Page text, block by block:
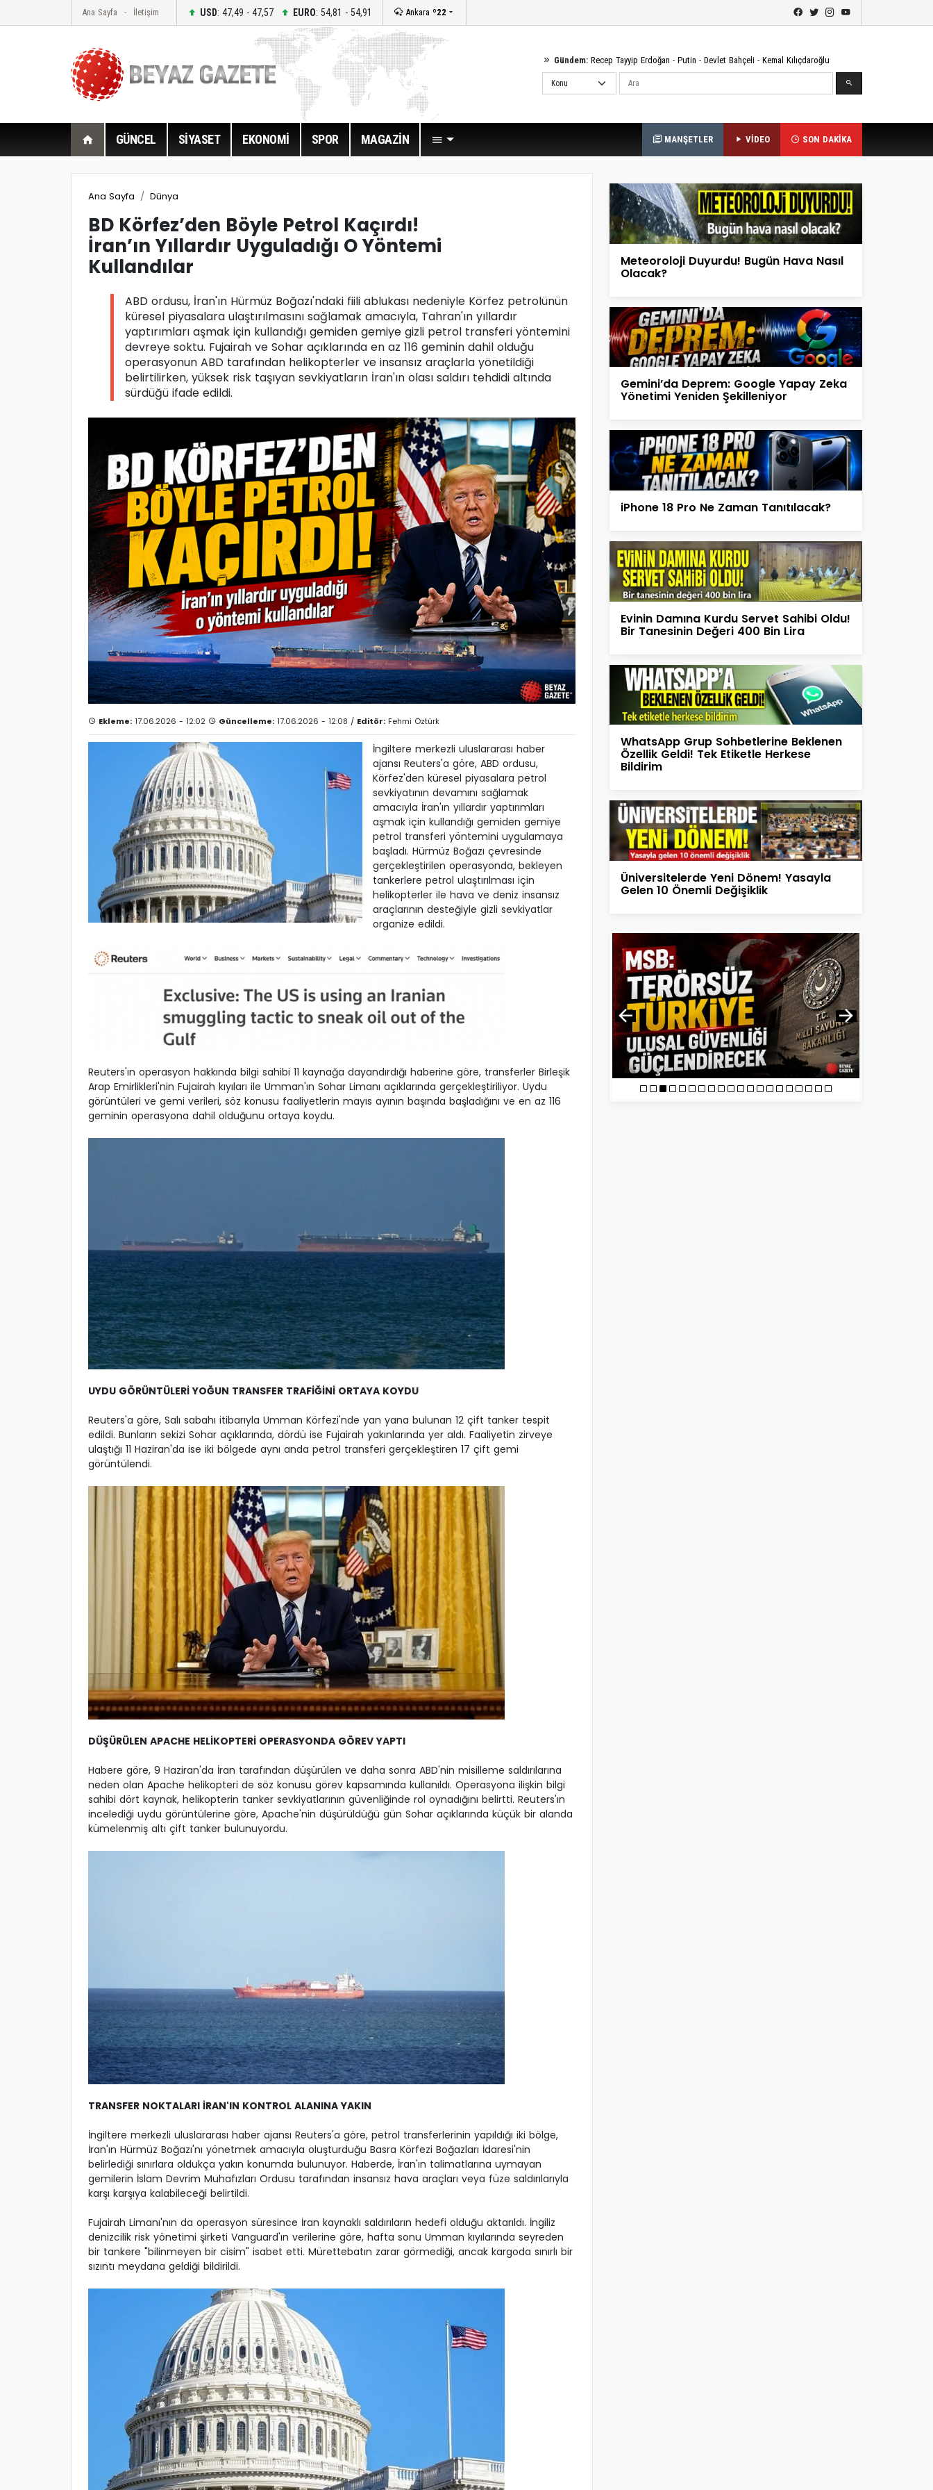
Ana Sayfa İletişim USD: 47,49 - 47,57 EURO: 54,81 - 54,91 Ankara º22
Gündem: Recep Tayyip Erdoğan - Putin - Devlet Bahçeli - Kemal Kılıçdaroğlu
Ara
GÜNCEL SİYASET EKONOMİ SPOR MAGAZİN MANŞETLER VİDEO SON DAKİKA
Ana Sayfa Dünya
BD Körfez’den Böyle Petrol Kaçırdı!
İran’ın Yıllardır Uyguladığı O Yöntemi
Kullandılar
ABD ordusu, İran'ın Hürmüz Boğazı'ndaki fiili ablukası nedeniyle Körfez petrolünün
küresel piyasalara ulaştırılmasını sağlamak amacıyla, Tahran'ın yıllardır
yaptırımları aşmak için kullandığı gemiden gemiye gizli petrol transferi yöntemini
devreye soktu. Fujairah ve Sohar açıklarında en az 116 geminin dahil olduğu
operasyonun ABD tarafından helikopterler ve insansız araçlarla yönetildiği
belirtilirken, yüksek risk taşıyan sevkiyatların İran'ın olası saldırı tehdidi altında
sürdüğü ifade edildi.
Ekleme: 17.06.2026 - 12:02 Güncelleme: 17.06.2026 - 12:08 / Editör: Fehmi Öztürk
İngiltere merkezli uluslararası haber
ajansı Reuters'a göre, ABD ordusu,
Körfez'den küresel piyasalara petrol
sevkiyatının devamını sağlamak
amacıyla İran'ın yıllardır yaptırımları
aşmak için kullandığı gemiden gemiye
petrol transferi yöntemini uygulamaya
başladı. Hürmüz Boğazı çevresinde
gerçekleştirilen operasyonda, bekleyen
tankerlere petrol ulaştırılması için
helikopterler ile hava ve deniz insansız
araçlarının desteğiyle gizli sevkiyatlar
organize edildi.
Reuters'ın operasyon hakkında bilgi sahibi 11 kaynağa dayandırdığı haberine göre, transferler Birleşik
Arap Emirlikleri'nin Fujairah kıyıları ile Umman'ın Sohar Limanı açıklarında gerçekleştiriliyor. Uydu
görüntüleri ve gemi verileri, söz konusu faaliyetlerin mayıs ayının başında başladığını ve en az 116
geminin operasyona dahil olduğunu ortaya koydu.
UYDU GÖRÜNTÜLERİ YOĞUN TRANSFER TRAFİĞİNİ ORTAYA KOYDU
Reuters'a göre, Salı sabahı itibarıyla Umman Körfezi'nde yan yana bulunan 12 çift tanker tespit
edildi. Bunların sekizi Sohar açıklarında, dördü ise Fujairah yakınlarında yer aldı. Faaliyetin zirveye
ulaştığı 11 Haziran'da ise iki bölgede aynı anda petrol transferi gerçekleştiren 17 çift gemi
görüntülendi.
DÜŞÜRÜLEN APACHE HELİKOPTERİ OPERASYONDA GÖREV YAPTI
Habere göre, 9 Haziran'da İran tarafından düşürülen ve daha sonra ABD'nin misilleme saldırılarına
neden olan Apache helikopteri de söz konusu görev kapsamında kullanıldı. Operasyona ilişkin bilgi
sahibi dört kaynak, helikopterin tanker sevkiyatlarının güvenliğinde rol oynadığını belirtti. Reuters'ın
incelediği uydu görüntülerine göre, Apache'nin düşürüldüğü gün Sohar açıklarında küçük bir alanda
kümelenmiş altı çift tanker bulunuyordu.
TRANSFER NOKTALARI İRAN'IN KONTROL ALANINA YAKIN
İngiltere merkezli uluslararası haber ajansı Reuters'a göre, petrol transferlerinin yapıldığı iki bölge,
İran'ın Hürmüz Boğazı'nı yönetmek amacıyla oluşturduğu Basra Körfezi Boğazları İdaresi'nin
belirlediği sınırlara oldukça yakın konumda bulunuyor. Haberde, İran'ın talimatlarına uymayan
gemilerin İslam Devrim Muhafızları Ordusu tarafından insansız hava araçları veya füze saldırılarıyla
karşı karşıya kalabileceği belirtildi.
Fujairah Limanı'nın da operasyon süresince İran kaynaklı saldırıların hedefi olduğu aktarıldı. İngiliz
denizcilik risk yönetimi şirketi Vanguard'ın verilerine göre, hafta sonu Umman kıyılarında seyreden
bir tankere "bilinmeyen bir cisim" isabet etti. Mürettebatın zarar görmediği, ancak kargoda sınırlı bir
sızıntı meydana geldiği bildirildi.
Meteoroloji Duyurdu! Bugün Hava Nasıl
Olacak?
Gemini’da Deprem: Google Yapay Zeka
Yönetimi Yeniden Şekilleniyor
iPhone 18 Pro Ne Zaman Tanıtılacak?
Evinin Damına Kurdu Servet Sahibi Oldu!
Bir Tanesinin Değeri 400 Bin Lira
WhatsApp Grup Sohbetlerine Beklenen
Özellik Geldi! Tek Etiketle Herkese
Bildirim
Üniversitelerde Yeni Dönem! Yasayla
Gelen 10 Önemli Değişiklik